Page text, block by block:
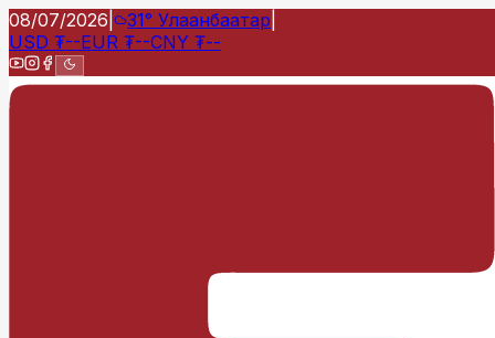
08/07/2026 31° Улаанбаатар
USD ₮--EUR ₮--CNY ₮--